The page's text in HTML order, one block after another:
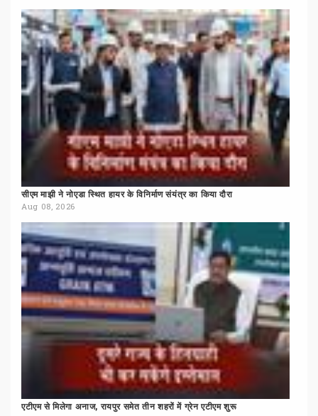
सीएम माझी ने नोएडा स्थित हायर के विनिर्माण संयंत्र का किया दौरा
Aug 08, 2026
एटीएम से मिलेगा अनाज, रायपुर समेत तीन शहरों में ग्रेन एटीएम शुरू